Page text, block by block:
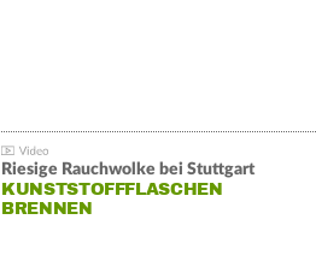
Riesige Rauchwolke bei Stuttgart
KUNSTSTOFFFLASCHEN
BRENNEN